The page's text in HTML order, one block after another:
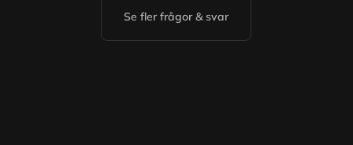
Se fler frågor & svar